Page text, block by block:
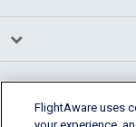
FlightAware uses